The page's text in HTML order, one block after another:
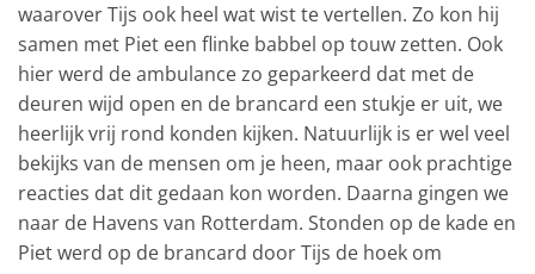
waarover Tijs ook heel wat wist te vertellen. Zo kon hij
samen met Piet een flinke babbel op touw zetten. Ook
hier werd de ambulance zo geparkeerd dat met de
deuren wijd open en de brancard een stukje er uit, we
heerlijk vrij rond konden kijken. Natuurlijk is er wel veel
bekijks van de mensen om je heen, maar ook prachtige
reacties dat dit gedaan kon worden. Daarna gingen we
naar de Havens van Rotterdam. Stonden op de kade en
Piet werd op de brancard door Tijs de hoek om